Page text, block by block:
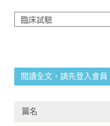
閱讀全文，請先登入會員
篇名